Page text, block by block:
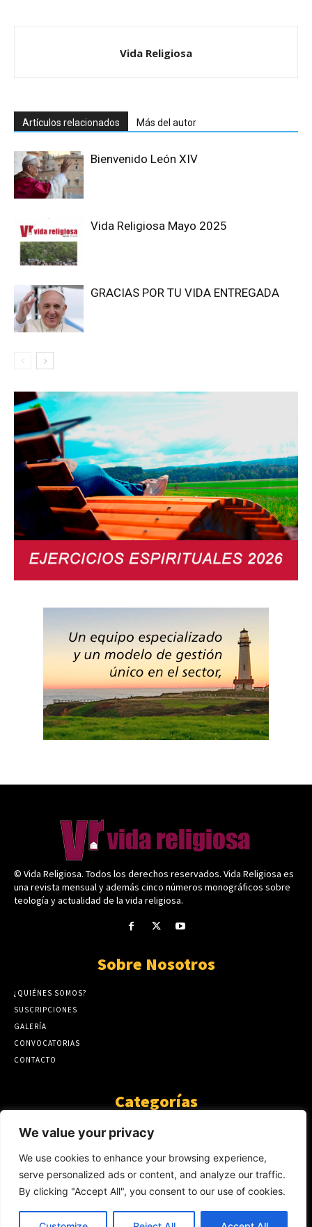
We value your privacy
We use cookies to enhance your browsing experience,
serve personalized ads or content, and analyze our traffic.
By clicking "Accept All", you consent to our use of cookies.
Vida Religiosa
Artículos relacionados Más del autor
Bienvenido León XIV
Vida Religiosa Mayo 2025
GRACIAS POR TU VIDA ENTREGADA
© Vida Religiosa. Todos los derechos reservados. Vida Religiosa es
una revista mensual y además cinco números monográficos sobre
teología y actualidad de la vida religiosa.
Sobre Nosotros
¿QUIÉNES SOMOS?
SUSCRIPCIONES
GALERÍA
CONVOCATORIAS
CONTACTO
Categorías
ARTÍCULOS
GUANTE DE SEDA
AL CALOR DE LA PALABRA
Y YO QUE SÉ
423
NOTICIAS
234
SIN CATEGORÍA
174